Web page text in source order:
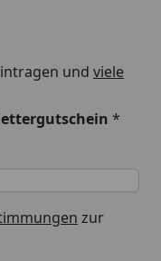
und viele
*
zur